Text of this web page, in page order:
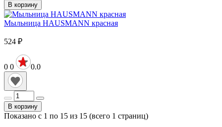
В корзину
Мыльница HAUSMANN красная
524 ₽
0 0 0.0
В корзину
Показано с 1 по 15 из 15 (всего 1 страниц)